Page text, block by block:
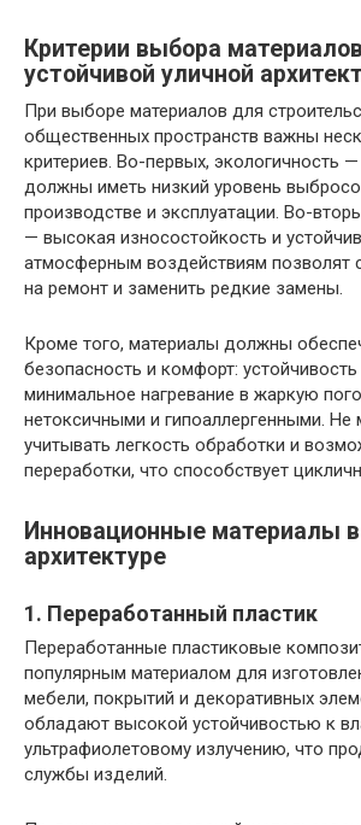
Критерии выбора
устойчивой уличной
При выборе материалов для
общественных пространств важны
критериев. Во-первых, экологичность
должны иметь низкий уровень
производстве и эксплуатации. Во-
— высокая износостойкость и
атмосферным воздействиям позволят
на ремонт и заменить редкие замены.
Кроме того, материалы должны
безопасность и комфорт:
минимальное нагревание в жаркую
нетоксичными и гипоаллергенными. Не
учитывать легкость обработки и
переработки, что способствует
Инновационные материалы
архитектуре
1. Переработанный пластик
Переработанные пластиковые
популярным материалом для
мебели, покрытий и декоративных
обладают высокой устойчивостью к
ультрафиолетовому излучению, что
службы изделий.